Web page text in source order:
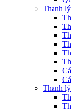
Thanh
Thanh